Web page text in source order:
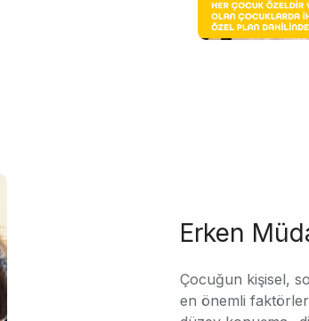
Erken
Çocuğun kişisel,
en önemli